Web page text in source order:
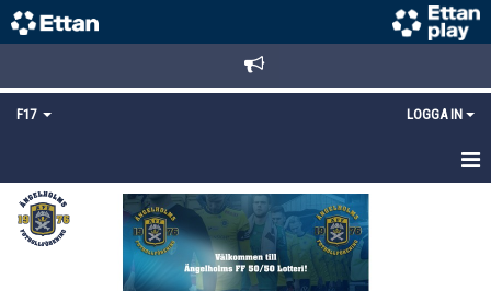
F17 LOGGA IN
HEM
NYHETER